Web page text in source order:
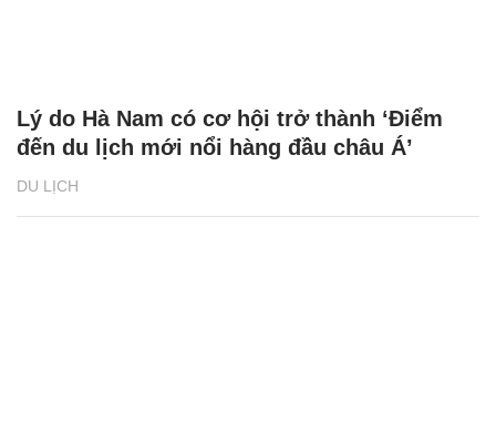
DU LỊCH
Lý do Hà Nam có cơ hội trở thành ‘Điểm
đến du lịch mới nổi hàng đầu châu Á’